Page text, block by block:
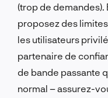
(trop de demandes).
proposez des
les utilisateurs
partenaire de
de bande passante
normal – assurez-